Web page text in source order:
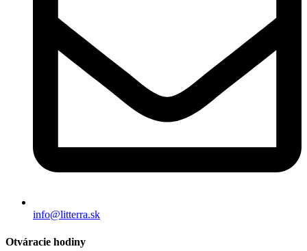
info@litterra.sk
Otváracie hodiny